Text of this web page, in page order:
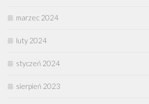
marzec 2024
luty 2024
styczeń 2024
sierpień 2023